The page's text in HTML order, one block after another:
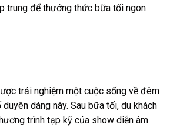
trung để thưởng thức bữa tối ngon
trải nghiệm một cuộc sống về đêm
dáng này. Sau bữa tối, du khách
trình tạp kỹ của show diễn âm